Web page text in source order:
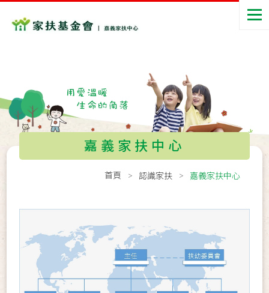
嘉義家扶中心
首頁 認識家扶 嘉義家扶中心